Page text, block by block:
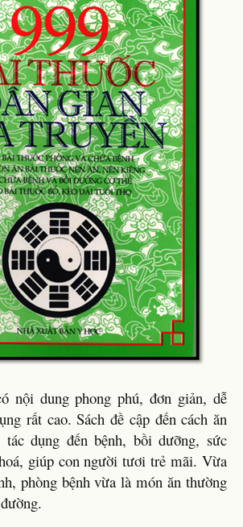
nội dung phong phú, đơn giản, dễ
rất cao. Sách đề cập đến cách ăn
tác dụng đến bệnh, bồi dưỡng, sức
giúp con người tươi trẻ mãi. Vừa
phòng bệnh vừa là món ăn thường